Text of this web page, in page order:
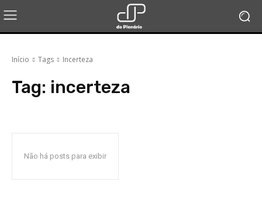
Início Tags Incerteza
Tag: incerteza
Não há posts para exibir